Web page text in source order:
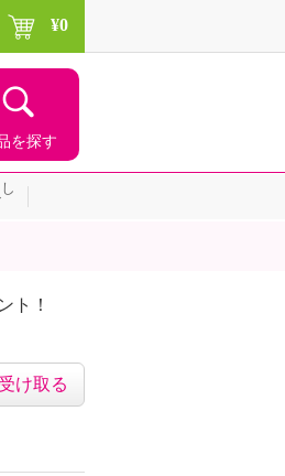
を探す
¥0
ト！
け取る